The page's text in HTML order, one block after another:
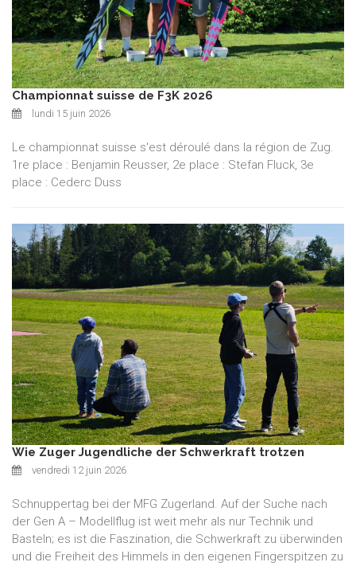
Championnat suisse de F3K 2026
lundi 15 juin 2026
Le championnat suisse s'est déroulé dans la région de Zug.
1re place : Benjamin Reusser, 2e place : Stefan Fluck, 3e
place : Cederc Duss
Wie Zuger Jugendliche der Schwerkraft trotzen
vendredi 12 juin 2026
Schnuppertag bei der MFG Zugerland. Auf der Suche nach
der Gen A – Modellflug ist weit mehr als nur Technik und
Basteln; es ist die Faszination, die Schwerkraft zu überwinden
und die Freiheit des Himmels in den eigenen Fingerspitzen zu